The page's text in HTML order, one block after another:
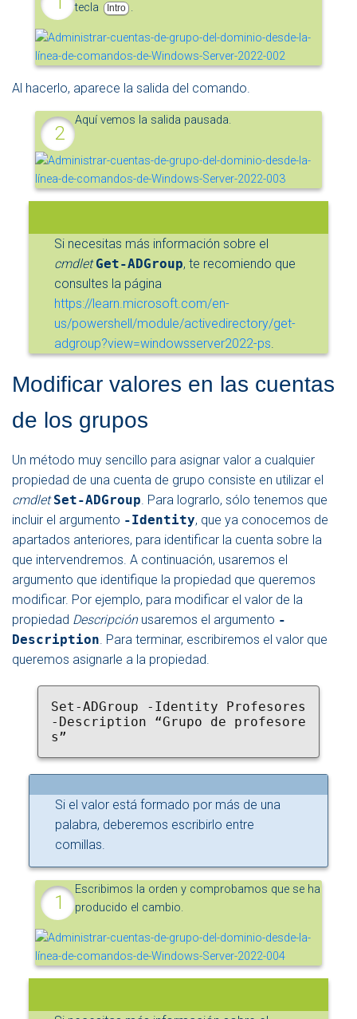
tecla
Intro .
Al hacerlo, aparece la salida del comando.
Aquí vemos la salida pausada.
Si necesitas más información sobre el
cmdlet Get-ADGroup, te recomiendo que
consultes la página
https://learn.microsoft.com/en-
us/powershell/module/activedirectory/get-
adgroup?view=windowsserver2022-ps.
Modificar valores en las cuentas
de los grupos
Un método muy sencillo para asignar valor a cualquier
propiedad de una cuenta de grupo consiste en utilizar el
cmdlet Set-ADGroup. Para lograrlo, sólo tenemos que
incluir el argumento -Identity, que ya conocemos de
apartados anteriores, para identificar la cuenta sobre la
que intervendremos. A continuación, usaremos el
argumento que identifique la propiedad que queremos
modificar. Por ejemplo, para modificar el valor de la
propiedad Descripciónusaremos el argumento -
Description. Para terminar, escribiremos el valor que
queremos asignarle a la propiedad.
Set-ADGroup -Identity Profesores
-Description “Grupo de profesore
s”
Si el valor está formado por más de una
palabra, deberemos escribirlo entre
comillas.
Escribimos la orden y comprobamos que se ha
producido el cambio.